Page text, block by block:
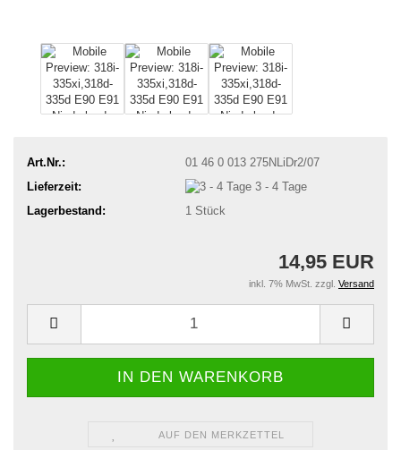
Art.Nr.:
01 46 0 013 275NLiDr2/07
Lieferzeit:
3 - 4 Tage
Lagerbestand:
1 Stück
14,95 EUR
inkl. 7% MwSt. zzgl. Versand
AUF DEN MERKZETTEL